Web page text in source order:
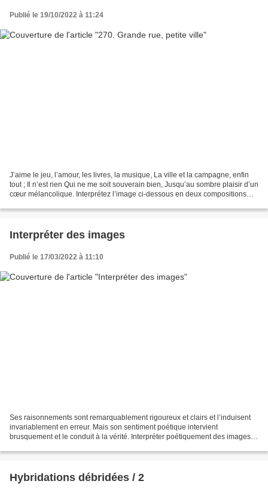
Publié le 19/10/2022 à 11:24
J’aime le jeu, l’amour, les livres, la musique, La ville et la campagne, enfin
tout ; Il n’est rien Qui ne me soit souverain bien, Jusqu’au sombre plaisir d’un
cœur mélancolique. Interprétez l’image ci-dessous en deux compositions
Interpréter des images
Publié le 17/03/2022 à 11:10
Ses raisonnements sont remarquablement rigoureux et clairs et l’induisent
invariablement en erreur. Mais son sentiment poétique intervient
brusquement et le conduit à la vérité. Interpréter poétiquement des images :
Hybridations débridées / 2